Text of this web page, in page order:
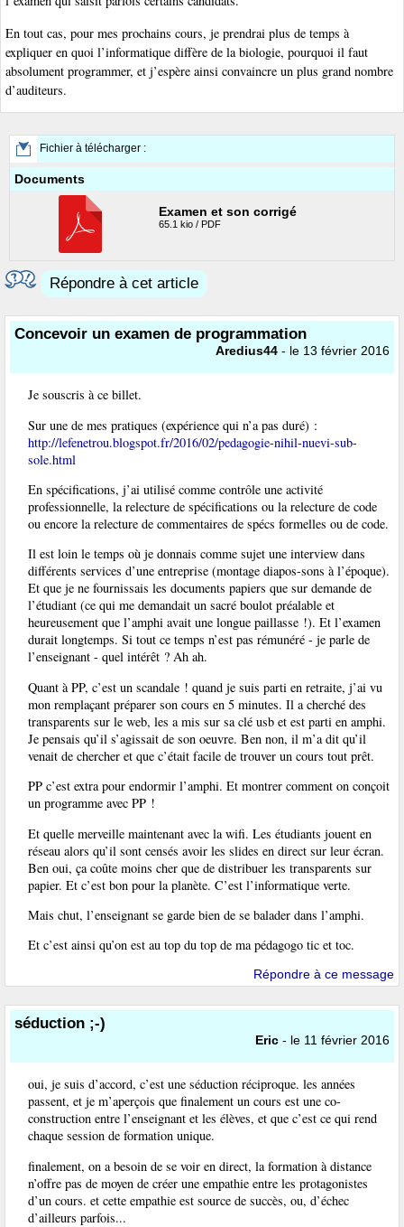
En tout cas, pour mes prochains cours, je prendrai plus de temps à
expliquer en quoi l’informatique diffère de la biologie, pourquoi il faut
absolument programmer, et j’espère ainsi convaincre un plus grand nombre
d’auditeurs.
Fichier à télécharger :
Documents
Examen et son corrigé
65.1 kio / PDF
Répondre à cet article
Concevoir un examen de programmation
Aredius44 - le 13 février 2016
Je souscris à ce billet.
Sur une de mes pratiques (expérience qui n’a pas duré) :
http://lefenetrou.blogspot.fr/2016/02/pedagogie-nihil-nuevi-sub-
sole.html
En spécifications, j’ai utilisé comme contrôle une activité
professionnelle, la relecture de spécifications ou la relecture de code
ou encore la relecture de commentaires de spécs formelles ou de code.
Il est loin le temps où je donnais comme sujet une interview dans
différents services d’une entreprise (montage diapos-sons à l’époque).
Et que je ne fournissais les documents papiers que sur demande de
l’étudiant (ce qui me demandait un sacré boulot préalable et
heureusement que l’amphi avait une longue paillasse !). Et l’examen
durait longtemps. Si tout ce temps n’est pas rémunéré - je parle de
l’enseignant - quel intérêt ? Ah ah.
Quant à PP, c’est un scandale ! quand je suis parti en retraite, j’ai vu
mon remplaçant préparer son cours en 5 minutes. Il a cherché des
transparents sur le web, les a mis sur sa clé usb et est parti en amphi.
Je pensais qu’il s’agissait de son oeuvre. Ben non, il m’a dit qu’il
venait de chercher et que c’était facile de trouver un cours tout prêt.
PP c’est extra pour endormir l’amphi. Et montrer comment on conçoit
un programme avec PP !
Et quelle merveille maintenant avec la wifi. Les étudiants jouent en
réseau alors qu’il sont censés avoir les slides en direct sur leur écran.
Ben oui, ça coûte moins cher que de distribuer les transparents sur
papier. Et c’est bon pour la planète. C’est l’informatique verte.
Mais chut, l’enseignant se garde bien de se balader dans l’amphi.
Et c’est ainsi qu’on est au top du top de ma pédagogo tic et toc.
Répondre à ce message
séduction ;-)
Eric - le 11 février 2016
oui, je suis d’accord, c’est une séduction réciproque. les années
passent, et je m’aperçois que finalement un cours est une co-
construction entre l’enseignant et les élèves, et que c’est ce qui rend
chaque session de formation unique.
finalement, on a besoin de se voir en direct, la formation à distance
n’offre pas de moyen de créer une empathie entre les protagonistes
d’un cours. et cette empathie est source de succès, ou, d’échec
d’ailleurs parfois...